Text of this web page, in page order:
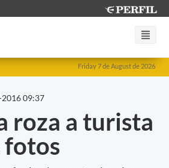
Friday 7 de August de 2026
09:37
roza a turista
fotos